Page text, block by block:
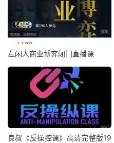
左闲人商业博弈闭门直播课
良叔《反操控课》高清完整版19